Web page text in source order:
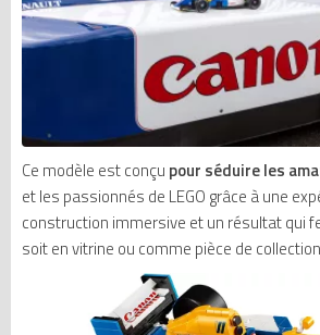
Ce modèle est conçu pour séduire les
et les passionnés de LEGO grâce à une
construction immersive et un résultat qui
soit en vitrine ou comme pièce de